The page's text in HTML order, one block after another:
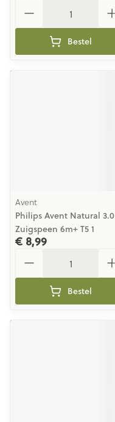
Bestel
Avent
Philips Avent Natural 3.0
Zuigspeen 6m+ T5 1
€ 8,99
Bestel